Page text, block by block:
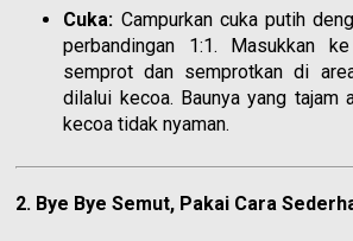
Cuka: Campurkan cuka putih
perbandingan 1:1. Masukkan
semprot dan semprotkan di
dilalui kecoa. Baunya yang tajam
kecoa tidak nyaman.
2. Bye Bye Semut, Pakai Cara